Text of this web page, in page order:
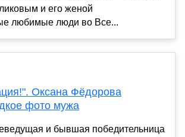
и его женой
любимые люди во Все...
Оксана Фёдорова
фото мужа
и бывшая победительница